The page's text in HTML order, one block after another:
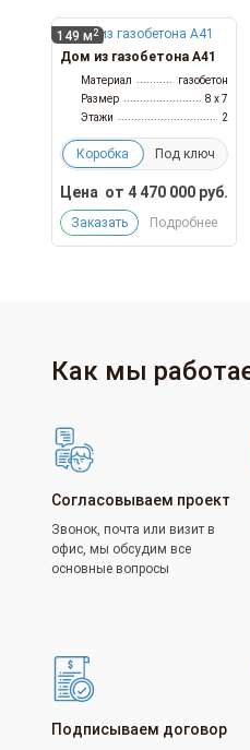
149 м 2
Дом из газобетона А41
Материал
газобетон
Размер
8 x 7
Этажи
2
Коробка Под ключ
Цена от 4 470 000руб.
Заказать Подробнее
Как мы
Согласовываем проект
Звонок, почта или визит в
офис, мы обсудим все
основные вопросы
Подписываем договор